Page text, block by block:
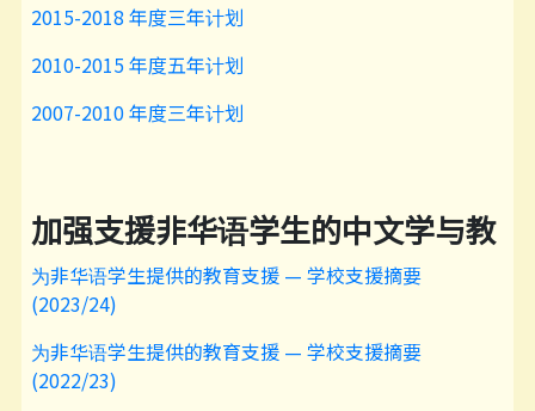
2015-2018 年度三年计划
2010-2015 年度五年计划
2007-2010 年度三年计划
加强支援非华语学生的中文学与教
为非华语学生提供的教育支援 — 学校支援摘要
(2023/24)
为非华语学生提供的教育支援 — 学校支援摘要
(2022/23)